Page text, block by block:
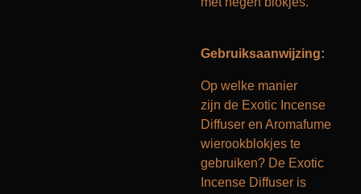
Gebruiksaanwijzing:
Op welke manier
zijn de Exotic Incense
Diffuser en Aromafume
wierookblokjes te
gebruiken? De Exotic
Incense Diffuser is